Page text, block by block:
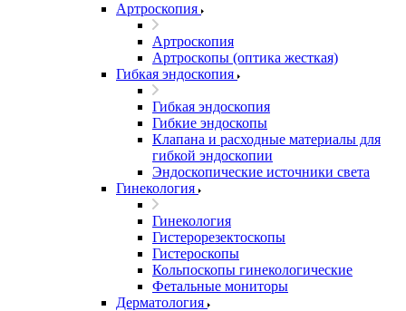
Артроскопия
Артроскопия
Артроскопы (оптика жесткая)
Гибкая эндоскопия
Гибкая эндоскопия
Гибкие эндоскопы
Клапана и расходные материалы для
гибкой эндоскопии
Эндоскопические источники света
Гинекология
Гинекология
Гистерорезектоскопы
Гистероскопы
Кольпоскопы гинекологические
Фетальные мониторы
Дерматология